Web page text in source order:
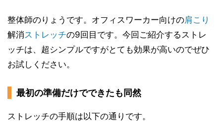
整体師のりょうです。オフィスワーカー向けの肩こり
解消ストレッチの9回目です。今回ご紹介するストレ
ッチは、超シンプルですがとても効果が高いのでぜひ
お試しください。
最初の準備だけでできたも同然
ストレッチの手順は以下の通りです。